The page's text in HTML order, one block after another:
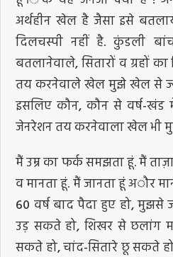
अर्थहीन खेल है जैसा इसे
दिलचस्पी नहीं है. कुंडली
बतलानेवाले, सितारों व ग्रहों
तय करनेवाले खेल मुझे खेल से
इसलिए कौन, कौन से वर्ष-
जेनरेशन तय करनेवाला खेल भी
मैं उम्र का फर्क समझता हूं. मैं
व मानता हूं. मैं जानता हूं अौर
60 वर्ष बाद पैदा हुए हो, मुझसे
उड़ सकते हो, शिखर से छलांग
सकते हो, चांद-सितारे छू सकते